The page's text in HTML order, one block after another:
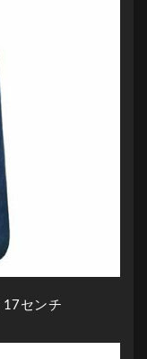
センチ